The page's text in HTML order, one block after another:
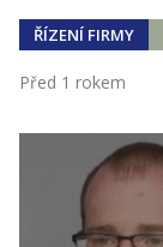
ŘÍZENÍ FIRMY
Před 1 rokem